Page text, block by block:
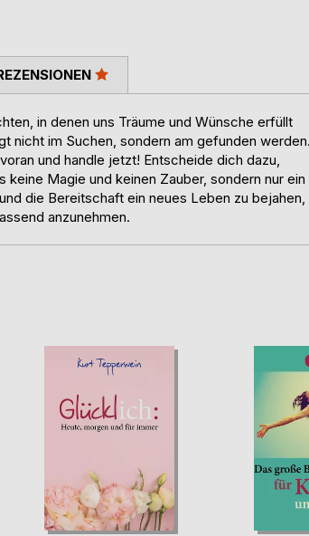
in denen uns Träume und Wünsche erfüllt
nicht im Suchen, sondern am gefunden
und handle jetzt! Entscheide dich dazu,
Magie und keinen Zauber, sondern nur ein
die Bereitschaft ein neues Leben zu bejahen,
anzunehmen.